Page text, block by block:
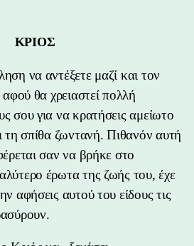
ΚΡΙΟΣ
να αντέξετε μαζί και τον
θα χρειαστεί πολλή
σου για να κρατήσεις αμείωτο
τη σπίθα ζωντανή. Πιθανόν αυτή
σαν να βρήκε στο
έρωτα της ζωής του, έχε
αφήσεις αυτού του είδους τις